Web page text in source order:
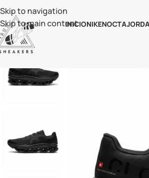
Skip to navigation
Skip to main content
INICIONIKENOCTA